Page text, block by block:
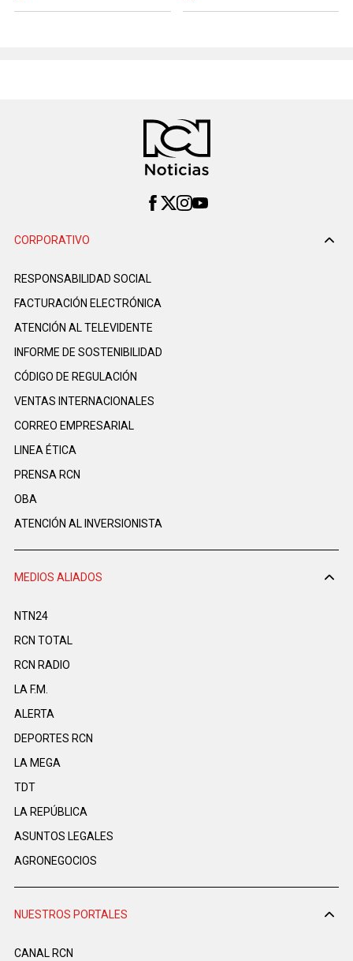
CORPORATIVO
RESPONSABILIDAD SOCIAL
FACTURACIÓN ELECTRÓNICA
ATENCIÓN AL TELEVIDENTE
INFORME DE SOSTENIBILIDAD
CÓDIGO DE REGULACIÓN
VENTAS INTERNACIONALES
CORREO EMPRESARIAL
LINEA ÉTICA
PRENSA RCN
OBA
ATENCIÓN AL INVERSIONISTA
MEDIOS ALIADOS
NTN24
RCN TOTAL
RCN RADIO
LA F.M.
ALERTA
DEPORTES RCN
LA MEGA
TDT
LA REPÚBLICA
ASUNTOS LEGALES
AGRONEGOCIOS
NUESTROS PORTALES
CANAL RCN